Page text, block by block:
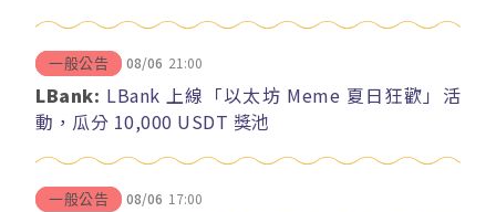
一般公告 08/06 21:00
LBank: LBank 上線「以太坊 Meme 夏日狂歡」活
動，瓜分 10,000 USDT 獎池
一般公告 08/06 17:00